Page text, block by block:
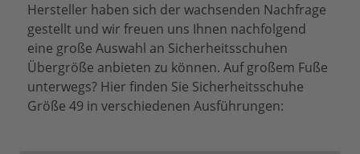
Hersteller haben sich der wachsenden Nachfrage
gestellt und wir freuen uns Ihnen nachfolgend
eine große Auswahl an Sicherheitsschuhen
Übergröße anbieten zu können. Auf großem Fuße
unterwegs? Hier finden Sie Sicherheitsschuhe
Größe 49 in verschiedenen Ausführungen: